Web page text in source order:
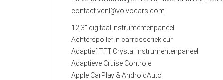
contact.vcnl@volvocars.com
12,3" digitaal instrumentenpaneel
Achterspoiler in carrosseriekleur
Adaptief TFT Crystal instrumentenpaneel
Adaptieve Cruise Controle
Apple CarPlay & AndroidAuto